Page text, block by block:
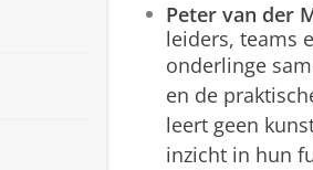
Peter van der
leiders, teams
onderlinge
en de
leert geen
inzicht in hun